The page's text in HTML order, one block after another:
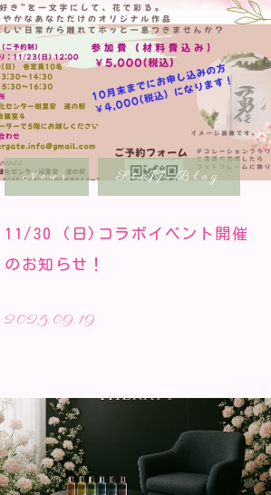
News Staff Blog
11/30 (日)コラボイベント開催
のお知らせ！
2025.09.19